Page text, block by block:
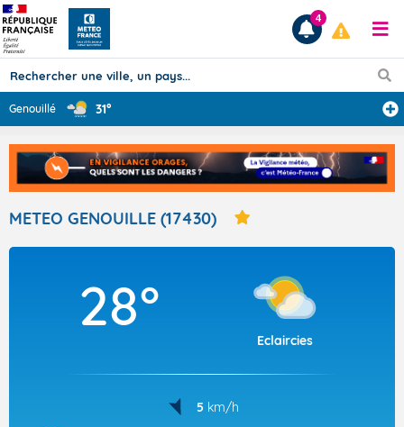
Prévisions
TOUS LES RÉSULTATS
Articles
4
Genouillé 31°
METEO GENOUILLE (17430)
28°
Eclaircies
5 km/h